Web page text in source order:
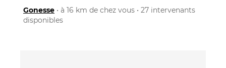
Gonesse • à 16 km de chez vous • 27 intervenants
disponibles